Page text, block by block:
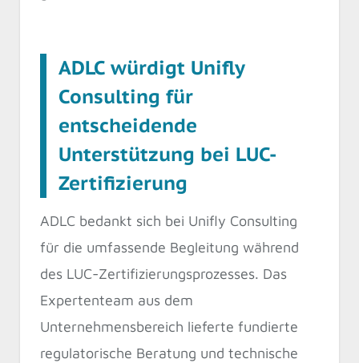
ADLC würdigt Unifly
Consulting für
entscheidende
Unterstützung bei LUC-
Zertifizierung
ADLC bedankt sich bei Unifly Consulting
für die umfassende Begleitung während
des LUC-Zertifizierungsprozesses. Das
Expertenteam aus dem
Unternehmensbereich lieferte fundierte
regulatorische Beratung und technische